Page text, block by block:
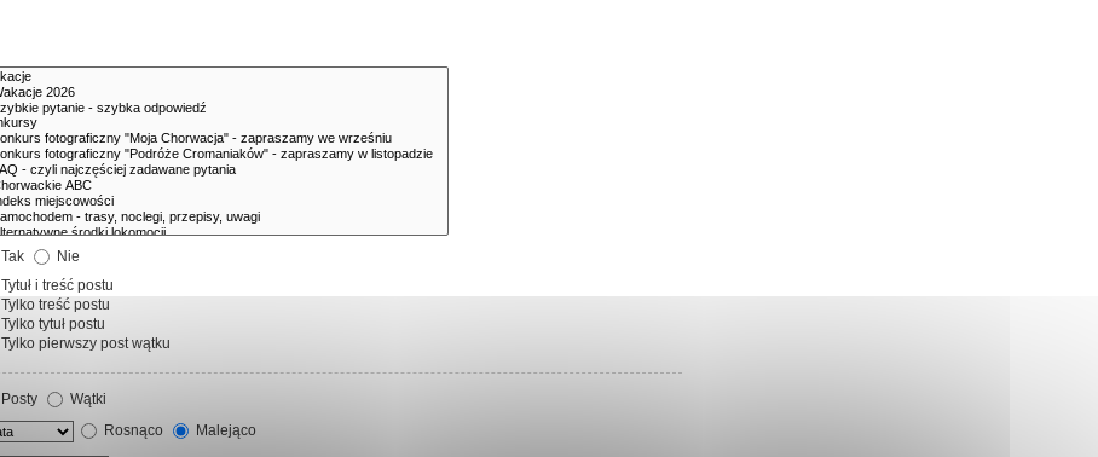
Tak
Nie
Tytuł i treść postu
Tylko treść postu
Tylko tytuł postu
Tylko pierwszy post wątku
Posty
Wątki
Rosnąco
Malejąco